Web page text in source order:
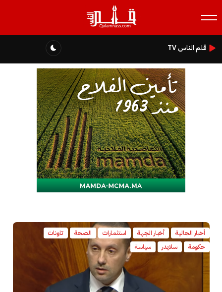
قلم الناس TV
أخبار الجالية أخبار الجهة استثمارات الصحة
تاونات
حكومة
سلايدر سياسة